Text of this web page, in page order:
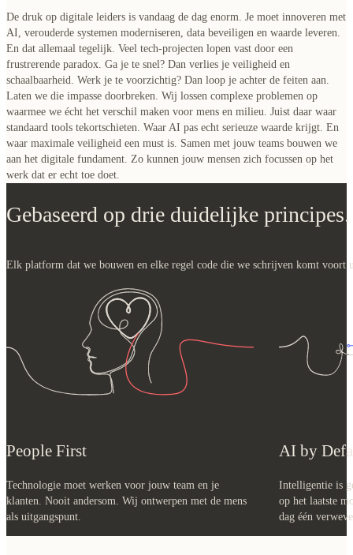
De druk op digitale leiders is vandaag de dag enorm. Je moet innoveren met
AI, verouderde systemen moderniseren, data beveiligen en waarde leveren.
En dat allemaal tegelijk. Veel tech-projecten lopen vast door een
frustrerende paradox. Ga je te snel? Dan verlies je veiligheid en
schaalbaarheid. Werk je te voorzichtig? Dan loop je achter de feiten aan.
Laten we die impasse doorbreken. Wij lossen complexe problemen op
waarmee we écht het verschil maken voor mens en milieu. Juist daar waar
standaard tools tekortschieten. Waar AI pas echt serieuze waarde krijgt. En
waar maximale veiligheid een must is. Samen met jouw teams bouwen we
aan het digitale fundament. Zo kunnen jouw mensen zich focussen op het
werk dat er echt toe doet.
Gebaseerd op drie duidelijke principes.
Elk platform dat we bouwen en elke regel code die we schrijven komt
People First
Technologie moet werken voor jouw team en je
klanten. Nooit andersom. Wij ontwerpen met de mens
als uitgangspunt.
AI by
Intelligentie is
op het laatste
dag één